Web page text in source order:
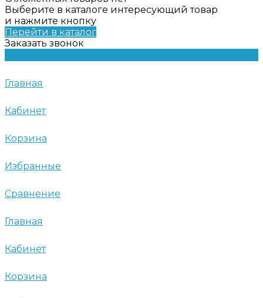
Выберите в каталоге интересующий товар
и нажмите кнопку
Перейти в каталог
Заказать звонок
Главная
Кабинет
Корзина
Избранные
Сравнение
Главная
Кабинет
Корзина